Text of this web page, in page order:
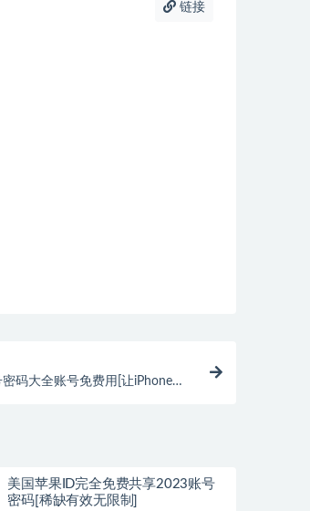
链接
密码大全账号免费用[让iPhone用
美国苹果ID完全免费共享2023账号
密码[稀缺有效无限制]